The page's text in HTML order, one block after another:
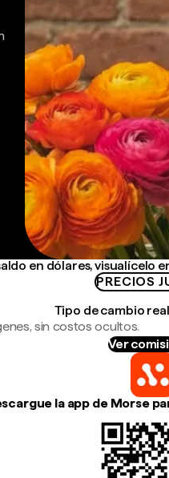
en dólares, visualícelo
PRECIOS
Tipo de cambio
sin costos ocultos.
Ver
la app de Morse